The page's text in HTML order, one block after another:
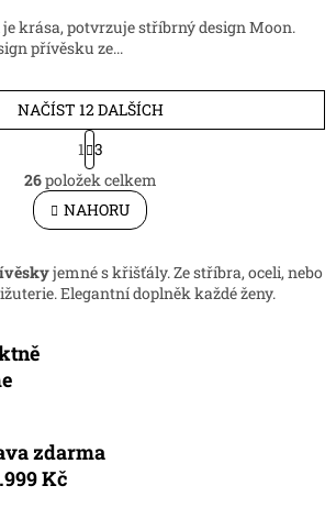
krása, potvrzuje stříbrný design Moon.
přívěsku ze...
O
v
l
á
a
c
ý
NAČÍST 12 DALŠÍCH
S
t
r
á
n
k
v
á
n
1 3
26položek celkem
NAHORU
jemné s křišťály. Ze stříbra, oceli, nebo
Elegantní doplněk každé ženy.
zdarma
Kč